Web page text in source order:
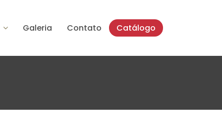
Galeria Contato Catálogo